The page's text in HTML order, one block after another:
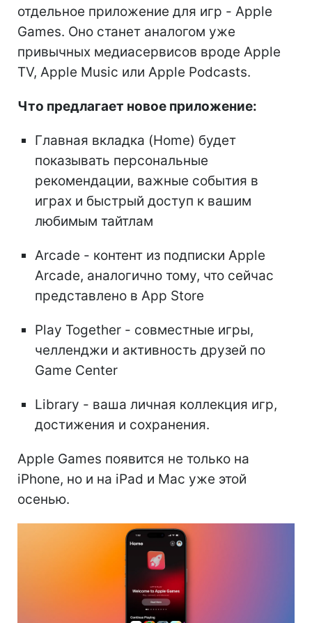
отдельное приложение для игр - Apple
Games. Оно станет аналогом уже
привычных медиасервисов вроде Apple
TV, Apple Music или Apple Podcasts.
Что предлагает новое приложение:
Главная вкладка (Home) будет
показывать персональные
рекомендации, важные события в
играх и быстрый доступ к вашим
любимым тайтлам
Arcade - контент из подписки Apple
Arcade, аналогично тому, что сейчас
представлено в App Store
Play Together - совместные игры,
челленджи и активность друзей по
Game Center
Library - ваша личная коллекция игр,
достижения и сохранения.
Apple Games появится не только на
iPhone, но и на iPad и Mac уже этой
осенью.